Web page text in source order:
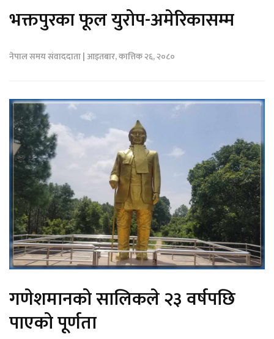
भक्तपुरका फूल युरोप-अमेरिकासम्म
नेपाल समय संवाददाता | आइतबार, कात्तिक २६, २०८०
गणेशमानको सालिकले २३ वर्षपछि
पाएको पूर्णता